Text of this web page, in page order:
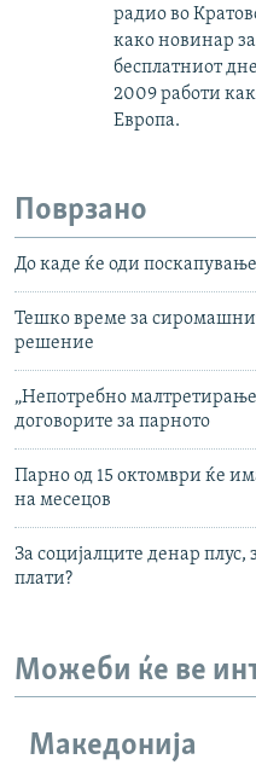
радио во
како новинар
бесплатниот
2009 работи
Европа.
Поврзано
До каде ќе оди
Тешко време за
решение
„Непотребно
договорите за парното
Парно од 15 октомври ќе
на месецов
За социјалците денар
плати?
Можеби ќе ве
Македонија